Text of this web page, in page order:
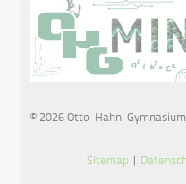
© 2026 Otto-Hahn-
Sitemap |